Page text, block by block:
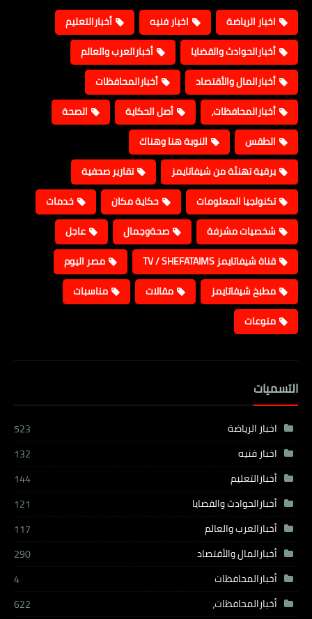
اخبار الرياضة اخبار فنيه
أخبارالتعليم
أخبارالحوادث والقضايا
أخبارالعرب والعالم
أخبارالمال والأقتصاد
أخبارالمحافظات
أخبارالمحافظات،
أصل الحكاية
الصحة
الطقس
النوبة هنا وهناك
برقية تهنئة من شيفاتايمز
تقارير صحفية
تكنولجيا المعلومات
حكاية مكان
خدمات
شخصيات مشرفة
صحةوجمال
عاجل
قناة شيفاتايمز TV / SHEFATAIMS
مصر اليوم
مطبخ شيفاتايمز
مقالات
مناسبات
منوعات
التسميات
اخبار الرياضة
523
اخبار فنيه
132
أخبارالتعليم
144
أخبارالحوادث والقضايا
121
أخبارالعرب والعالم
117
أخبارالمال والأقتصاد
290
أخبارالمحافظات
4
أخبارالمحافظات،
622